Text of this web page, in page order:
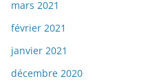
mars 2021
février 2021
janvier 2021
décembre 2020